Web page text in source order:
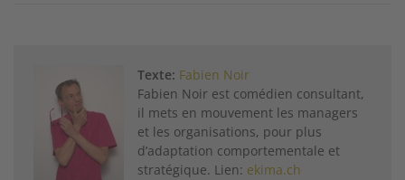
Texte: Fabien Noir
Fabien Noir est comédien consultant,
il mets en mouvement les managers
et les organisations, pour plus
d’adaptation comportementale et
stratégique. Lien: ekima.ch